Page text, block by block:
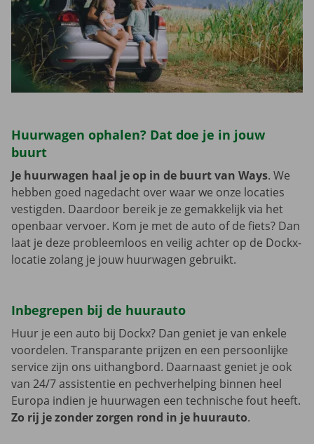
Huurwagen ophalen? Dat doe je in jouw
buurt
Je huurwagen haal je op in de buurt van Ways. We
hebben goed nagedacht over waar we onze locaties
vestigden. Daardoor bereik je ze gemakkelijk via het
openbaar vervoer. Kom je met de auto of de fiets? Dan
laat je deze probleemloos en veilig achter op de Dockx-
locatie zolang je jouw huurwagen gebruikt.
Inbegrepen bij de huurauto
Huur je een auto bij Dockx? Dan geniet je van enkele
voordelen. Transparante prijzen en een persoonlijke
service zijn ons uithangbord. Daarnaast geniet je ook
van 24/7 assistentie en pechverhelping binnen heel
Europa indien je huurwagen een technische fout heeft.
Zo rij je zonder zorgen rond in je huurauto.